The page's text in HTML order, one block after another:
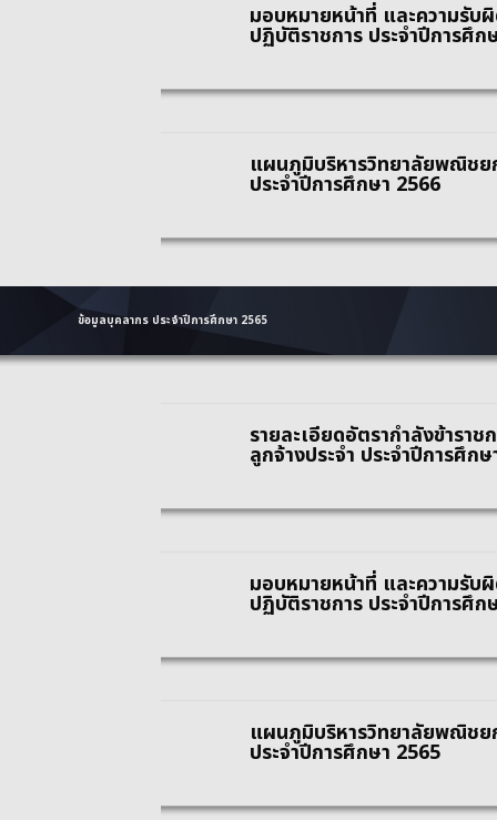
มอบหมายหน้าที่ และความรับ
ปฏิบัติราชการ ประจำปีการศึก
แผนภูมิบริหารวิทยาลัยพณิชย
ประจำปีการศึกษา 2566
ข้อมูลบุคลากร ประจำปีการศึกษา 2565
รายละเอียดอัตรากำลังข้าราช
ลูกจ้างประจำ ประจำปีการศึก
มอบหมายหน้าที่ และความรับ
ปฏิบัติราชการ ประจำปีการศึก
แผนภูมิบริหารวิทยาลัยพณิชย
ประจำปีการศึกษา 2565